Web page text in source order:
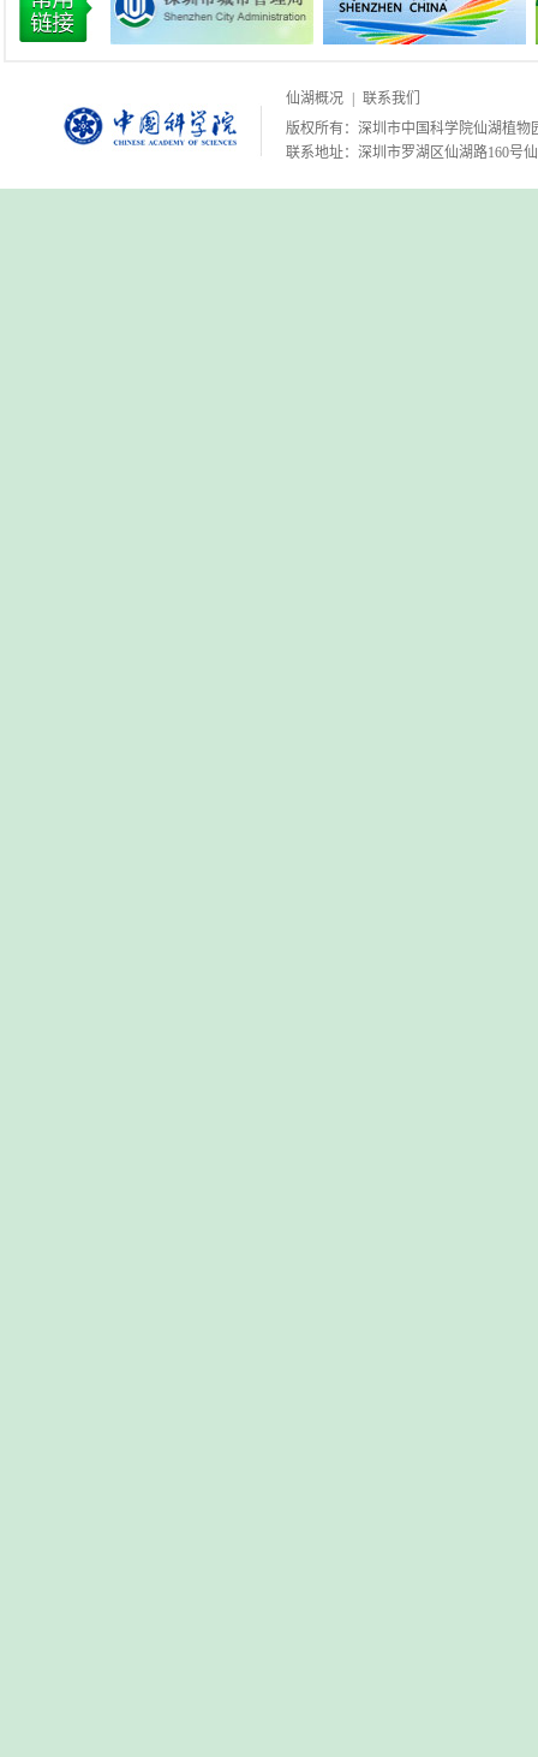
仙湖概况
联系我们
版权所有：深圳市中国科学院仙湖植物
联系地址：深圳市罗湖区仙湖路160号